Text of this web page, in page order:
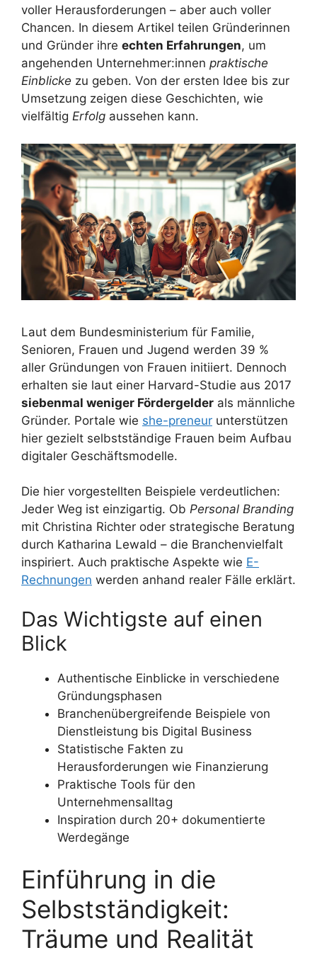
voller Herausforderungen – aber auch voller
Chancen. In diesem Artikel teilen Gründerinnen
und Gründer ihre echten Erfahrungen, um
angehenden Unternehmer:innen praktische
Einblicke zu geben. Von der ersten Idee bis zur
Umsetzung zeigen diese Geschichten, wie
vielfältig Erfolg aussehen kann.
Laut dem Bundesministerium für Familie,
Senioren, Frauen und Jugend werden 39 %
aller Gründungen von Frauen initiiert. Dennoch
erhalten sie laut einer Harvard-Studie aus 2017
siebenmal weniger Fördergelder als männliche
Gründer. Portale wie she-preneur unterstützen
hier gezielt selbstständige Frauen beim Aufbau
digitaler Geschäftsmodelle.
Die hier vorgestellten Beispiele verdeutlichen:
Jeder Weg ist einzigartig. Ob Personal Branding
mit Christina Richter oder strategische Beratung
durch Katharina Lewald – die Branchenvielfalt
inspiriert. Auch praktische Aspekte wie E-
Rechnungen werden anhand realer Fälle erklärt.
Das Wichtigste auf einen
Blick
Authentische Einblicke in verschiedene
Gründungsphasen
Branchenübergreifende Beispiele von
Dienstleistung bis Digital Business
Statistische Fakten zu
Herausforderungen wie Finanzierung
Praktische Tools für den
Unternehmensalltag
Inspiration durch 20+ dokumentierte
Werdegänge
Einführung in die
Selbstständigkeit:
Träume und Realität